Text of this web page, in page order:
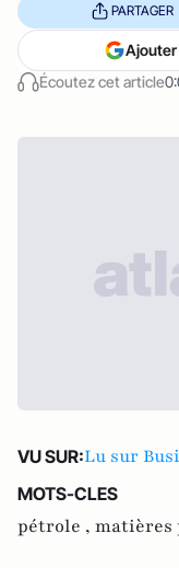
Écoutez cet article
PARTAGER
VU SUR:Lu sur
MOTS-CLES
pétrole , matières